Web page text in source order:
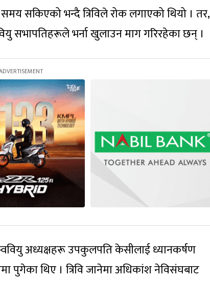
सकिएको भन्दै त्रिविले रोक लगाएको थियो । तर,
सभापतिहरूले भर्ना खुलाउन माग गरिरहेका छन् ।
अध्यक्षहरू उपकुलपति केसीलाई ध्यानकर्षण
पुगेका थिए । त्रिवि जानेमा अधिकांश नेविसंघबाट